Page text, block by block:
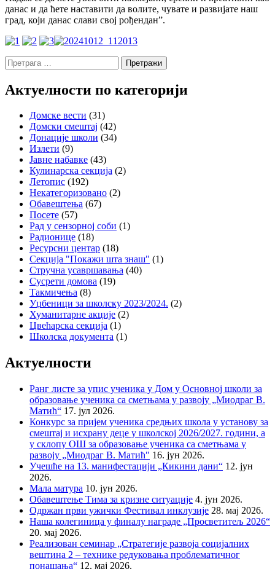
данас и да ћете наставити да волите, чувате и развијате наш
град, који данас слави свој рођендан”.
Претрага
за:
Актуелности по категорији
Домске вести (31)
Домски смештај (42)
Донације школи (34)
Излети (9)
Јавне набавке (43)
Кулинарска секција (2)
Летопис (192)
Некатегоризовано (2)
Обавештења (67)
Посете (57)
Рад у сензорној соби (1)
Радионице (18)
Ресурсни центар (18)
Секција "Покажи шта знаш" (1)
Стручна усавршавања (40)
Сусрети домова (19)
Такмичења (8)
Уџбеници за школску 2023/2024. (2)
Хуманитарне акције (2)
Цвећарска секција (1)
Школска документа (1)
Актуелности
Ранг листе за упис ученика у Дом у Основној школи за
образовање ученика са сметњама у развоју „Миодраг В.
Матић“ 17. јул 2026.
Конкурс за пријем ученика средњих школа у установу за
смештај и исхрану деце у школској 2026/2027. години, а
у склопу ОШ за образовање ученика са сметњама у
развоју „Миодраг В. Матић″ 16. јун 2026.
Учешће на 13. манифестацији „Кикини дани“ 12. јун
2026.
Мала матура 10. јун 2026.
Обавештење Тима за кризне ситуације 4. јун 2026.
Одржан први ужички Фестивал инклузије 28. мај 2026.
Наша колегиница у финалу награде „Просветитељ 2026“
20. мај 2026.
Реализован семинар „Стратегије развоја социјалних
вештина 2 – технике редуковања проблематичног
понашања“ 12. мај 2026.